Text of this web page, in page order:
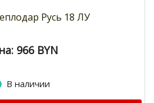
Русь 18 ЛУ
966 BYN
В наличии